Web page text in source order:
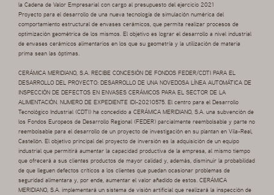
la Cadena de Valor Empresarial con cargo al presupuesto del ejercicio 2021
Proyecto para el desarrollo de una nueva tecnología de simulación numérica del
comportamiento estructural de envases cerámicos, que permita realizar procesos de
optimización geométrica de los mismos. El objetivo es lograr el desarrollo a nivel industrial
de envases cerámicos alimentarios en los que su geometría y la utilización de materia
prima sean las óptimas.
CERÁMICA MERIDIANO, S.A. RECIBE CONCESIÓN DE FONDOS FEDER/CDTI PARA EL
DESARROLLO DEL PROYECTO: DESARROLLO DE UNA NOVEDOSA LÍNEA AUTOMÁTICA DE
INSPECCIÓN DE DEFECTOS EN ENVASES CERÁMICOS PARA EL SECTOR DE LA
ALIMENTACIÓN. NUMERO DE EXPEDIENTE IDI-20210575. El centro para el Desarrollo
Tecnológico Industrial (CDTI) ha concedido a CERÁMICA MERIDIANO, S.A. una subvención de
los Fondos Europeos de Desarrollo Regional (FEDER) parcialmente reembolsable y parte no
reembolsable para el desarrollo de un proyecto de investigación en su plantan en Vila-Real,
Castellón. El objetivo principal del proyecto de inversión es la adquisición de un equipo
industrial que permitirá aumentar la capacidad productiva de la empresa, al mismo tiempo
que ofrecerá a sus clientes productos de mayor calidad y, además, disminuir la probabilidad
de que lleguen defectos críticos a los clientes que puedan ocasionar problemas de
seguridad alimentara y, por ende, aumentar el valor añadido de estos. CERÁMICA
MERIDIANO, S.A. implementará un sistema de visión artificial que realizará la inspección de